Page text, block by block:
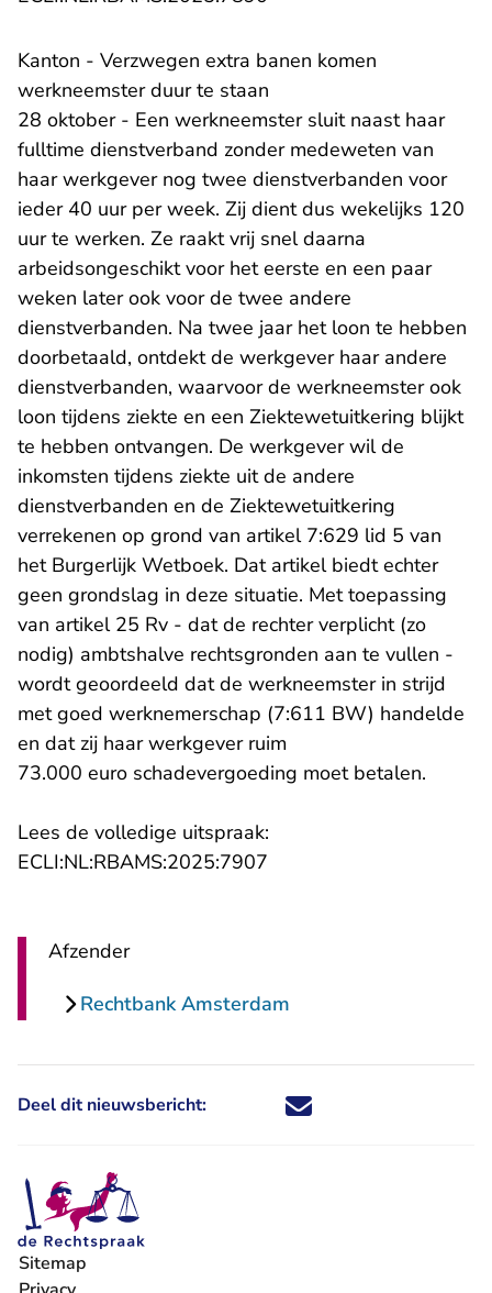
Kanton - Verzwegen extra banen komen
werkneemster duur te staan
28 oktober - Een werkneemster sluit naast haar
fulltime dienstverband zonder medeweten van
haar werkgever nog twee dienstverbanden voor
ieder 40 uur per week. Zij dient dus wekelijks 120
uur te werken. Ze raakt vrij snel daarna
arbeidsongeschikt voor het eerste en een paar
weken later ook voor de twee andere
dienstverbanden. Na twee jaar het loon te hebben
doorbetaald, ontdekt de werkgever haar andere
dienstverbanden, waarvoor de werkneemster ook
loon tijdens ziekte en een Ziektewetuitkering blijkt
te hebben ontvangen. De werkgever wil de
inkomsten tijdens ziekte uit de andere
dienstverbanden en de Ziektewetuitkering
verrekenen op grond van artikel 7:629 lid 5 van
het Burgerlijk Wetboek. Dat artikel biedt echter
geen grondslag in deze situatie. Met toepassing
van artikel 25 Rv - dat de rechter verplicht (zo
nodig) ambtshalve rechtsgronden aan te vullen -
wordt geoordeeld dat de werkneemster in strijd
met goed werknemerschap (7:611 BW) handelde
en dat zij haar werkgever ruim
73.000 euro schadevergoeding moet betalen.
Lees de volledige uitspraak:
ECLI:NL:RBAMS:2025:7907
Afzender
Rechtbank Amsterdam
Deel dit nieuwsbericht: Deel dit nieuwsbericht via X -
Deel dit nieuwsbericht via
Deel dit nieuwsbericht
Deel dit
Sitemap